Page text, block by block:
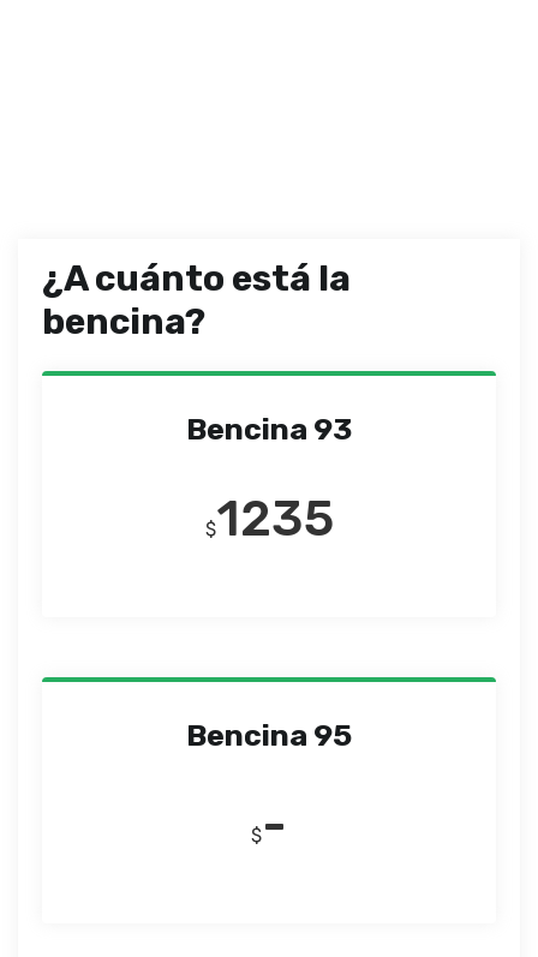
¿A cuánto está la
bencina?
Bencina 93
$1235
Bencina 95
$-